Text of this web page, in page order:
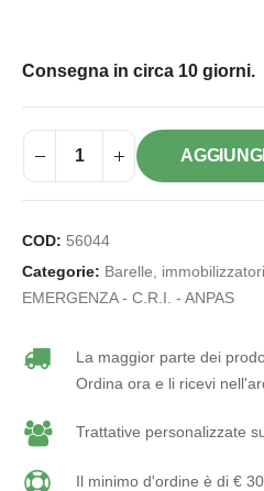
Consegna in circa 10 giorni.
COD: 56044
Categorie: Barelle,
EMERGENZA - C.R.I. - ANPAS
La maggior parte dei
Ordina ora e li ricevi
Trattative personalizzate
Il minimo d'ordine è di €